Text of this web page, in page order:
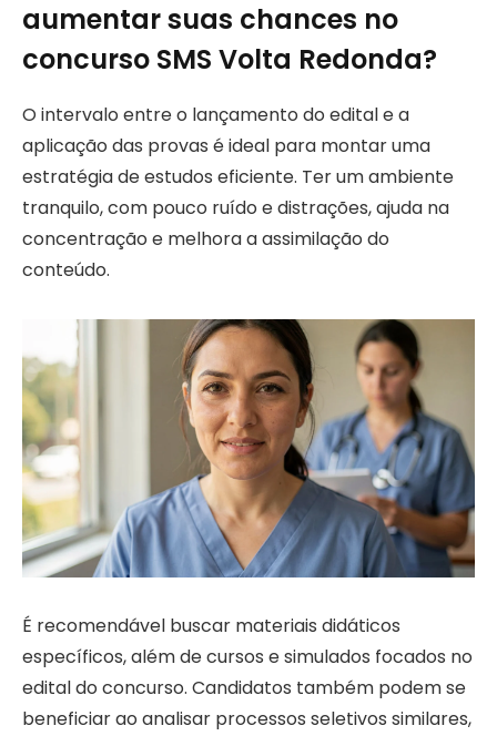
aumentar suas chances no
concurso SMS Volta Redonda?
O intervalo entre o lançamento do edital e a
aplicação das provas é ideal para montar uma
estratégia de estudos eficiente. Ter um ambiente
tranquilo, com pouco ruído e distrações, ajuda na
concentração e melhora a assimilação do
conteúdo.
É recomendável buscar materiais didáticos
específicos, além de cursos e simulados focados no
edital do concurso. Candidatos também podem se
beneficiar ao analisar processos seletivos similares,